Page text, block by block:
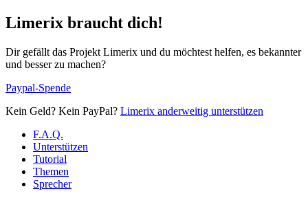
Limerix braucht dich!
Dir gefällt das Projekt Limerix und du möchtest helfen, es bekannter
und besser zu machen?
Paypal-Spende
Kein Geld? Kein PayPal? Limerix anderweitig unterstützen
F.A.Q.
Unterstützen
Tutorial
Themen
Sprecher